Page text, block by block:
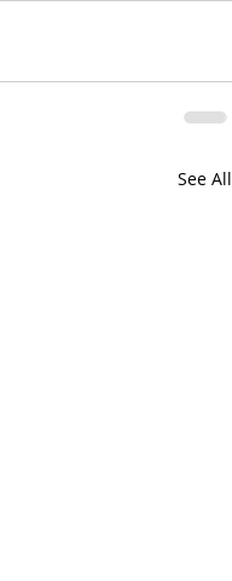
See All